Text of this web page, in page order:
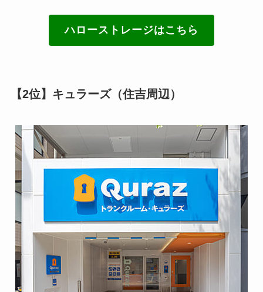
ハローストレージはこちら
【2位】キュラーズ（住吉周辺）